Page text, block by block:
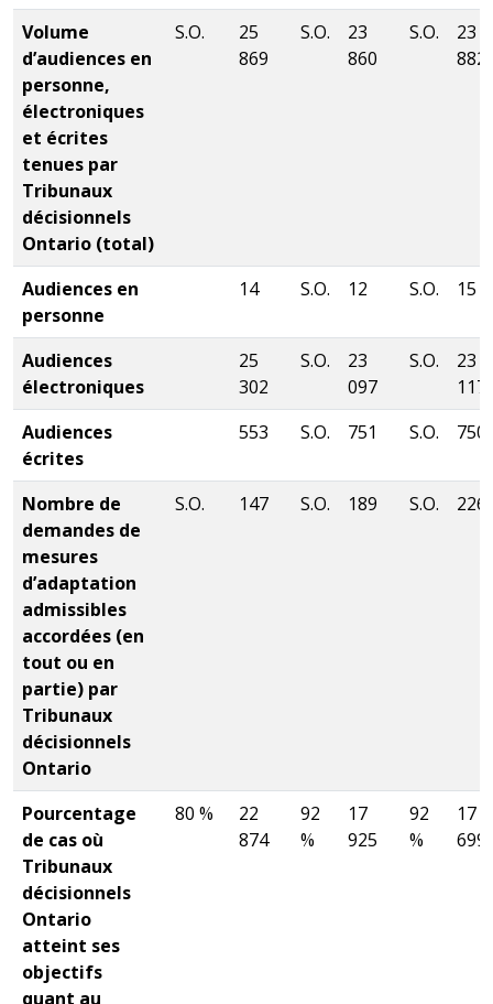
Volume
d’audiences en
personne,
électroniques
et écrites
tenues par
Tribunaux
décisionnels
Ontario (total)
S.O.
25
869
S.O.
23
860
S.O.
23
882
Audiences en
personne
14 S.O. 12 S.O. 15
Audiences
électroniques
25
302
S.O.
23
097
S.O.
23
117
Audiences
écrites
553 S.O. 751 S.O. 750
Nombre de
demandes de
mesures
d’adaptation
admissibles
accordées (en
tout ou en
partie) par
Tribunaux
décisionnels
Ontario
S.O. 147 S.O. 189 S.O. 226
Pourcentage
de cas où
Tribunaux
décisionnels
Ontario
atteint ses
objectifs
quant au
80 %
22
874
92
%
17
925
92
%
17
699